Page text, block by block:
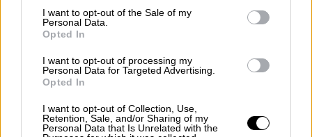
consent section.
I want to opt-out of the Sale of my
Personal Data.
Opted In
I want to opt-out of processing my
Personal Data for Targeted Advertising.
Opted In
I want to opt-out of Collection, Use,
Retention, Sale, and/or Sharing of my
Personal Data that Is Unrelated with the